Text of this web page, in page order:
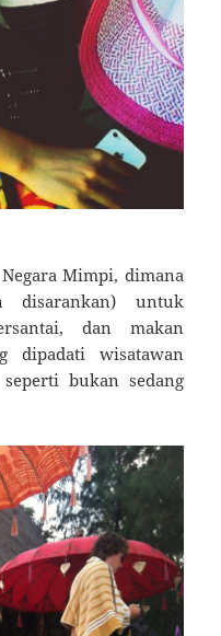
Mimpi, dimana
disarankan) untuk
dan makan
dipadati wisatawan
bukan sedang